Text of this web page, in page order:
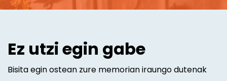
Ez utzi egin gabe
Bisita egin ostean zure memorian iraungo dutenak